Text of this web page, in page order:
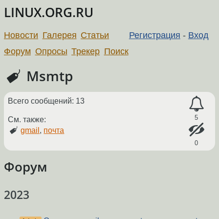
LINUX.ORG.RU
Регистрация - Вход
Новости Галерея Статьи
Форум Опросы Трекер Поиск
Msmtp
5
0
Всего сообщений: 13
См. также:
gmail , почта
Форум
2023